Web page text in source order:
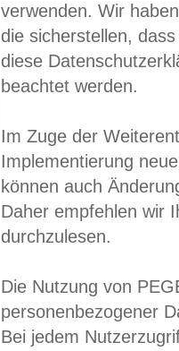
verwenden. Wir
die sicherstellen,
diese
beachtet werden.
Im Zuge der
Implementierung
können auch
Daher empfehlen wir
durchzulesen.
Die Nutzung von
personenbezogener
Bei jedem